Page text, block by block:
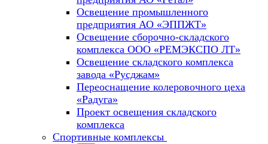
Освещение промышленного
предприятия АО «ЭППЖТ»
Освещение сборочно-складского
комплекса ООО «РЕМЭКСПО ЛТ»
Освещение складского комплекса
завода «Русджам»
Переоснащение колеровочного цеха
«Радуга»
Проект освещения складского
комплекса
Спортивные комплексы